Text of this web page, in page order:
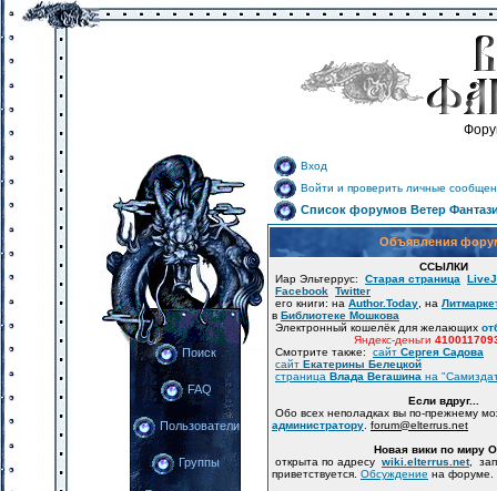
Поиск
FAQ
Пользователи
Группы
Вход
Войти и проверить личные
Список форумов Ветер
Объявления
ССЫЛКИ
Иар Эльтеррус: Старая страница
Facebook Twitter
его книги: на Author.Today , на
в Библиотеке Мошкова
Электронный кошелёк для желающих
Яндекс-деньги
Смотрите также: сайт Сергея Садова
сайт Екатерины Белецкой
страница Влада Вегашина на
Если вдруг...
Обо всех неполадках вы по-прежнему
администратору forum@elterrus.net
Новая вики по миру
открыта по адресу wiki.elterrus.net,
приветствуется. Обсуждение на форуме.